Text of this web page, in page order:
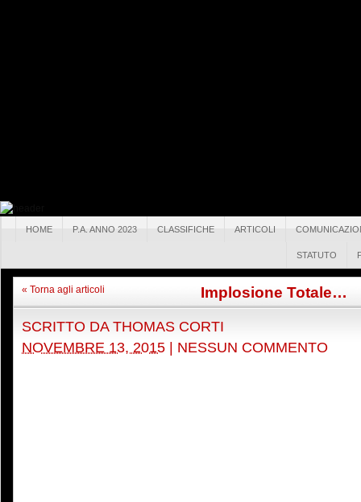
HOME P.A. ANNO 2023 CLASSIFICHE ARTICOLI
STATUTO
« Torna agli articoli Implosione Totale…
SCRITTO DA THOMAS CORTI
NOVEMBRE 13, 2015
NESSUN COMMENTO